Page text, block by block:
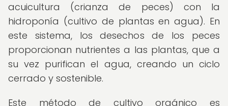
acuicultura (crianza de peces) con la
hidroponía (cultivo de plantas en agua). En
este sistema, los desechos de los peces
proporcionan nutrientes a las plantas, que a
su vez purifican el agua, creando un ciclo
cerrado y sostenible.
Este método de cultivo orgánico es